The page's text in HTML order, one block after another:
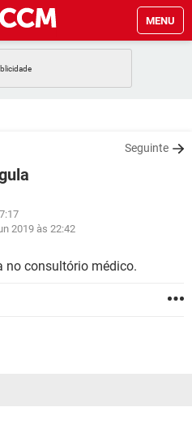
MENU
GMAIL
WHATSAPP
EXCEL
EXCEL
WHATSAPP
Seguinte
2019 às 22:42
no consultório médico.